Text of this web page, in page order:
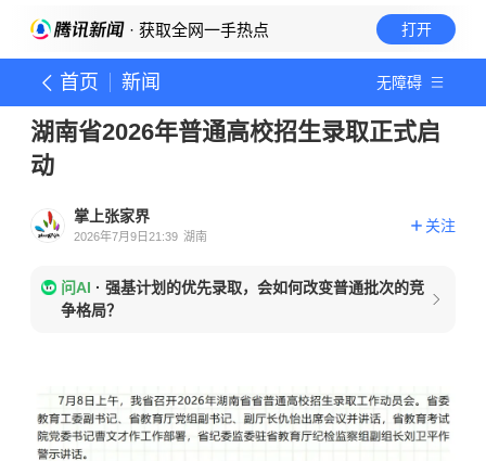
· 获取全网一手热点 打开
首页 新闻 无障碍
湖南省2026年普通高校招生录取正式启
动
掌上张家界
2026年7月9日21:39 湖南
关注
问AI · 强基计划的优先录取，会如何改变普通批次的竞
争格局？